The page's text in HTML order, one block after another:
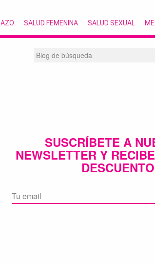
SALUD FEMENINA SALUD SEXUAL
SUSCRÍBETE A
NEWSLETTER Y
DESCUENTO